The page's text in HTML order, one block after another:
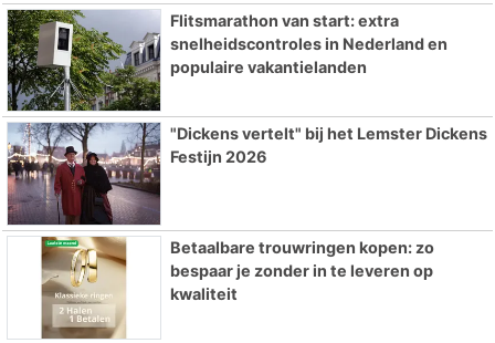
Flitsmarathon van start: extra
snelheidscontroles in Nederland en
populaire vakantielanden
"Dickens vertelt" bij het Lemster Dickens
Festijn 2026
Betaalbare trouwringen kopen: zo
bespaar je zonder in te leveren op
kwaliteit